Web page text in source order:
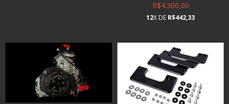
R$4.300,00
12X DE R$442,33